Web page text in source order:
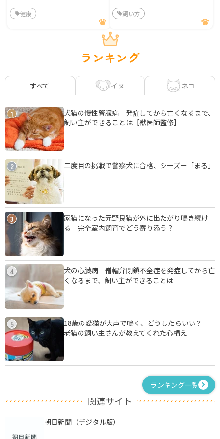
健康 飼い方
ランキング
すべて イヌ ネコ
1
犬猫の慢性腎臓病 発症してから亡くなるまで、
飼い主ができることは【獣医師監修】
2 二度目の挑戦で警察犬に合格、シーズー「まる」
3
家猫になった元野良猫が外に出たがり鳴き続け
る 完全室内飼育でどう寄り添う？
4
犬の心臓病 僧帽弁閉鎖不全症を発症してから亡
くなるまで、飼い主ができることは
5
18歳の愛猫が大声で鳴く、どうしたらいい？
老猫の飼い主さんが教えてくれた心構え
ランキング一覧
関連サイト
朝日新聞（デジタル版）